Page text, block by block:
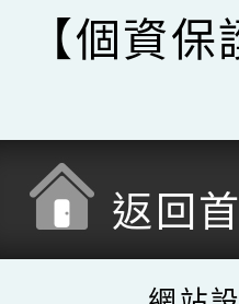
【個資保
返回